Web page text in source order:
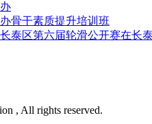
骨干素质提升培训班
泰区第六届轮滑公开赛在长
, All rights reserved.